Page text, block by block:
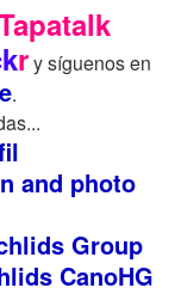
ry síguenos en
.
and photo
Group
CanoHG